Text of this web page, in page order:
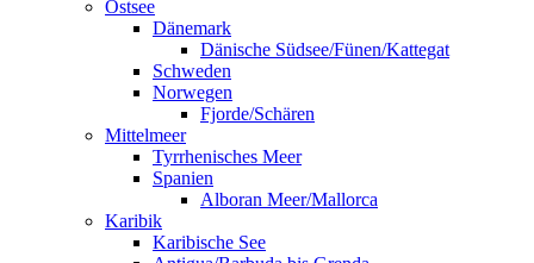
Ostsee
Dänemark
Dänische Südsee/Fünen/Kattegat
Schweden
Norwegen
Fjorde/Schären
Mittelmeer
Tyrrhenisches Meer
Spanien
Alboran Meer/Mallorca
Karibik
Karibische See